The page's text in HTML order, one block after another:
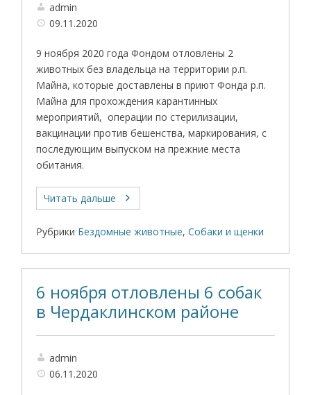
admin
09.11.2020
9 ноября 2020 года Фондом отловлены 2
животных без владельца на территории р.п.
Майна, которые доставлены в приют Фонда р.п.
Майна для прохождения карантинных
мероприятий, операции по стерилизации,
вакцинации против бешенства, маркирования, с
последующим выпуском на прежние места
обитания.
Читать дальше
Рубрики Бездомные животные,Собаки и щенки
6 ноября отловлены 6 собак
в Чердаклинском районе
admin
06.11.2020